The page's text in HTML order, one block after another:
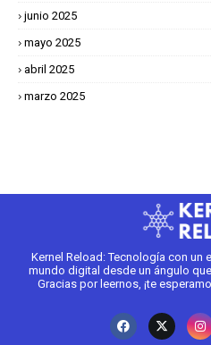
junio 2025
mayo 2025
abril 2025
marzo 2025
Kernel Reload: Tecnología con
mundo digital desde un ángulo
Gracias por leernos, ¡te